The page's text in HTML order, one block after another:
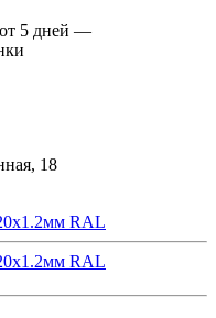
5 дней —
18